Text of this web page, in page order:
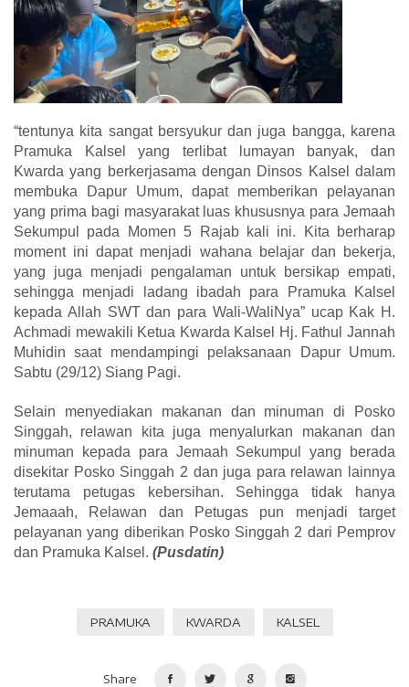
“tentunya kita sangat bersyukur dan juga bangga, karena
Pramuka Kalsel yang terlibat lumayan banyak, dan
Kwarda yang berkerjasama dengan Dinsos Kalsel dalam
membuka Dapur Umum, dapat memberikan pelayanan
yang prima bagi masyarakat luas khususnya para Jemaah
Sekumpul pada Momen 5 Rajab kali ini. Kita berharap
moment ini dapat menjadi wahana belajar dan bekerja,
yang juga menjadi pengalaman untuk bersikap empati,
sehingga menjadi ladang ibadah para Pramuka Kalsel
kepada Allah SWT dan para Wali-WaliNya” ucap Kak H.
Achmadi mewakili Ketua Kwarda Kalsel Hj. Fathul Jannah
Muhidin saat mendampingi pelaksanaan Dapur Umum.
Sabtu (29/12) Siang Pagi.
Selain menyediakan makanan dan minuman di Posko
Singgah, relawan kita juga menyalurkan makanan dan
minuman kepada para Jemaah Sekumpul yang berada
disekitar Posko Singgah 2 dan juga para relawan lainnya
terutama petugas kebersihan. Sehingga tidak hanya
Jemaaah, Relawan dan Petugas pun menjadi target
pelayanan yang diberikan Posko Singgah 2 dari Pemprov
dan Pramuka Kalsel. (Pusdatin)
PRAMUKA KWARDA KALSEL
Share